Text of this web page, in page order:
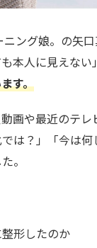
ング娘。の矢
本人に見えない
す。
画や最近のテレ
では？」「今は
。
形したのか